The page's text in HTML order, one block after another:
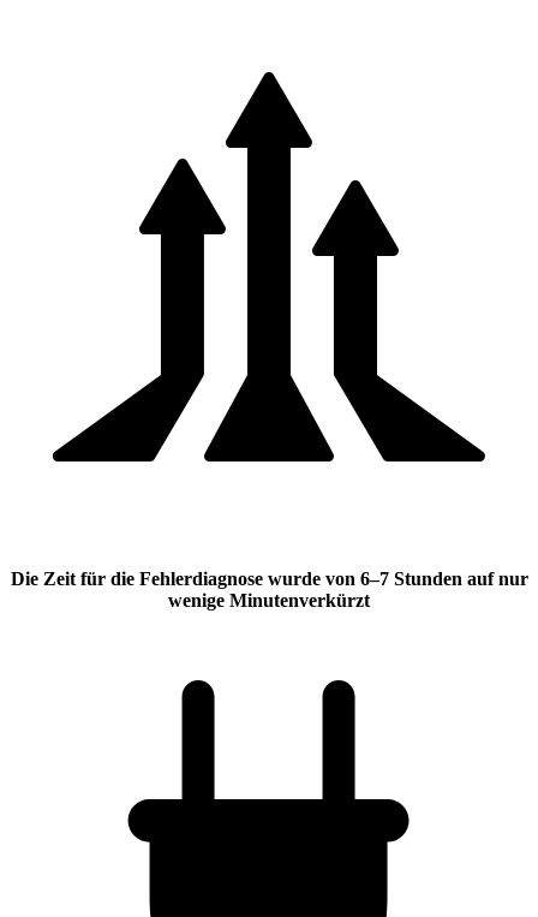
Die Zeit für die Fehlerdiagnose wurdevon 6–7 Stunden auf nur
wenige Minutenverkürzt